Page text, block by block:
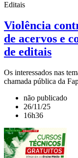
Editais
Violência
de acervos e
de editais
Os interessados nas
chamada pública da
não publicado
26/11/25
16h36